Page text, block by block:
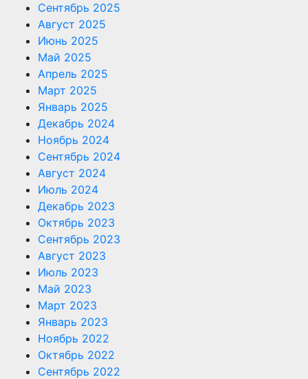
Сентябрь 2025
Август 2025
Июнь 2025
Май 2025
Апрель 2025
Март 2025
Январь 2025
Декабрь 2024
Ноябрь 2024
Сентябрь 2024
Август 2024
Июль 2024
Декабрь 2023
Октябрь 2023
Сентябрь 2023
Август 2023
Июль 2023
Май 2023
Март 2023
Январь 2023
Ноябрь 2022
Октябрь 2022
Сентябрь 2022